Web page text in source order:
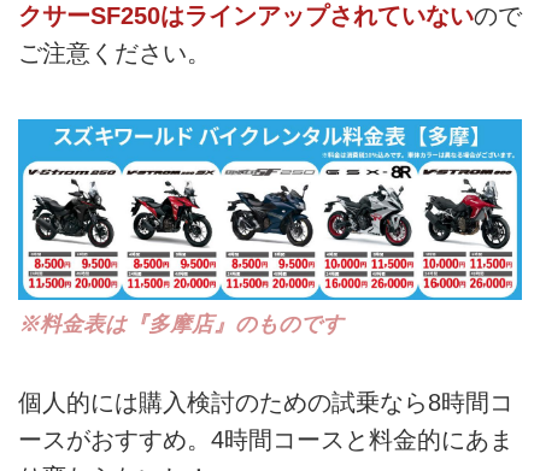
クサーSF250はラインアップされていないので
ご注意ください。
※料金表は『多摩店』のものです
個人的には購入検討のための試乗なら8時間コ
ースがおすすめ。4時間コースと料金的にあま